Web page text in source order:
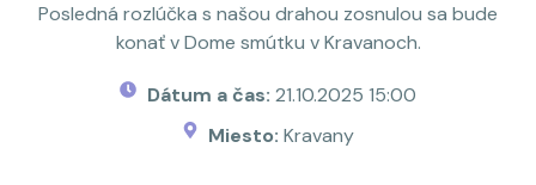
Posledná rozlúčka s našou drahou zosnulou sa bude
konať v Dome smútku v Kravanoch.
Dátum a čas: 21.10.2025 15:00
Miesto:Kravany